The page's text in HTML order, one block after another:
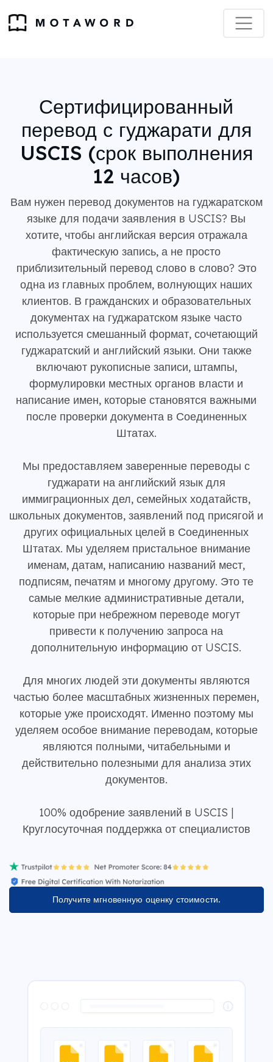
Сертифицированный
перевод с гуджарати для
USCIS (срок выполнения
12 часов)
Вам нужен перевод документов на гуджаратском
языке для подачи заявления в USCIS? Вы
хотите, чтобы английская версия отражала
фактическую запись, а не просто
приблизительный перевод слово в слово? Это
одна из главных проблем, волнующих наших
клиентов. В гражданских и образовательных
документах на гуджаратском языке часто
используется смешанный формат, сочетающий
гуджаратский и английский языки. Они также
включают рукописные записи, штампы,
формулировки местных органов власти и
написание имен, которые становятся важными
после проверки документа в Соединенных
Штатах.
Мы предоставляем заверенные переводы с
гуджарати на английский язык для
иммиграционных дел, семейных ходатайств,
школьных документов, заявлений под присягой и
других официальных целей в Соединенных
Штатах. Мы уделяем пристальное внимание
именам, датам, написанию названий мест,
подписям, печатям и многому другому. Это те
самые мелкие административные детали,
которые при небрежном переводе могут
привести к получению запроса на
дополнительную информацию от USCIS.
Для многих людей эти документы являются
частью более масштабных жизненных перемен,
которые уже происходят. Именно поэтому мы
уделяем особое внимание переводам, которые
являются полными, читабельными и
действительно полезными для анализа этих
документов.
100% одобрение заявлений в USCIS |
Круглосуточная поддержка от специалистов
Получите мгновенную оценку стоимости.